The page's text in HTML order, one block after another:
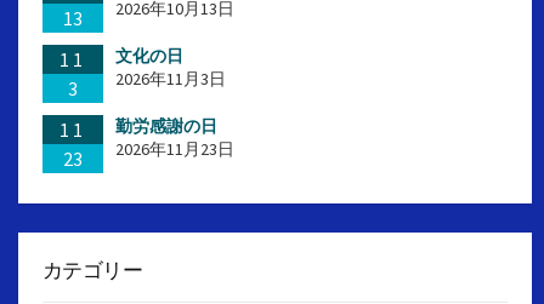
13
2026年10月13日
11
3
文化の日
2026年11月3日
11
23
勤労感謝の日
2026年11月23日
カテゴリー